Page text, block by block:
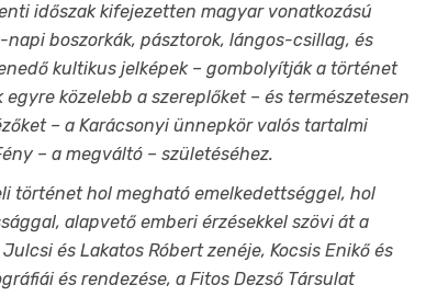
időszak kifejezetten magyar vonatkozású
napi boszorkák, pásztorok, lángos-csillag, és
kultikus jelképek – gombolyítják a történet
közelebb a szereplőket – és természetesen
– a Karácsonyi ünnepkör valós tartalmi
– a megváltó – születéséhez.
történet hol megható emelkedettséggel, hol
alapvető emberi érzésekkel szövi át a
és Lakatos Róbert zenéje, Kocsis Enikő és
és rendezése, a Fitos Dezső Társulat